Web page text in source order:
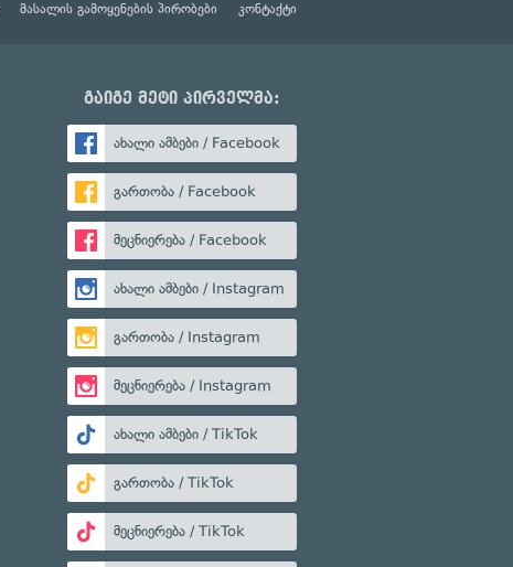
მასალის გამოყენების პირობები კონტაქტი
გაიგე მეტი პირველმა:
ახალი ამბები / Facebook
გართობა / Facebook
მეცნიერება / Facebook
ახალი ამბები / Instagram
გართობა / Instagram
მეცნიერება / Instagram
ახალი ამბები / TikTok
გართობა / TikTok
მეცნიერება / TikTok